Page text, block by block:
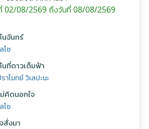
02/08/2569 ถึงวันที่ 08/08/2569
นจันทร์
โซ
นที่ดาวเต็มฟ้า
าโมทย์ วิเลปะนะ
คิดนอกใจ
โซ
สั่งมา